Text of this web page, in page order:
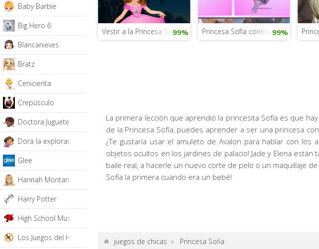
Baby Barbie
Big Hero 6
Blancanieves
Bratz
Cenicienta
Crepúsculo
Doctora Juguetes
Dora la exploradora
Glee
Hannah Montana
Harry Potter
High School Musical
Los Juegos del Hambre
Vestir a la Princesa Sofía99% Princesa Sofía contra James
99%
La primera lección que aprendió la princesita Sofía es que
de la Princesa Sofía, puedes aprender a ser una princesa
¿Te gustaría usar el amuleto de Avalon para hablar con los
objetos ocultos en los jardines de palacio! Jade y Elena
baile real, a hacerle un nuevo corte de pelo o un maquillaje
Sofía la primera cuando era un bebé!
juegos de chicas » Princesa Sofia